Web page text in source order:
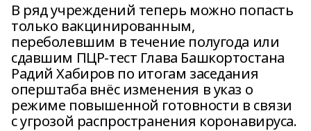
В ряд учреждений теперь можно попасть
только вакцинированным,
переболевшим в течение полугода или
сдавшим ПЦР-тест Глава Башкортостана
Радий Хабиров по итогам заседания
оперштаба внёс изменения в указ о
режиме повышенной готовности в связи
с угрозой распространения коронавируса.